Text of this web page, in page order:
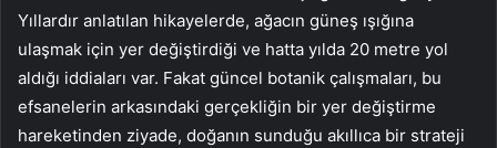
Yıllardır anlatılan hikayelerde, ağacın güneş ışığına
ulaşmak için yer değiştirdiği ve hatta yılda 20 metre yol
aldığı iddiaları var. Fakat güncel botanik çalışmaları, bu
efsanelerin arkasındaki gerçekliğin bir yer değiştirme
hareketinden ziyade, doğanın sunduğu akıllıca bir strateji